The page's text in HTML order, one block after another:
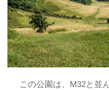
この公園は、M32と並